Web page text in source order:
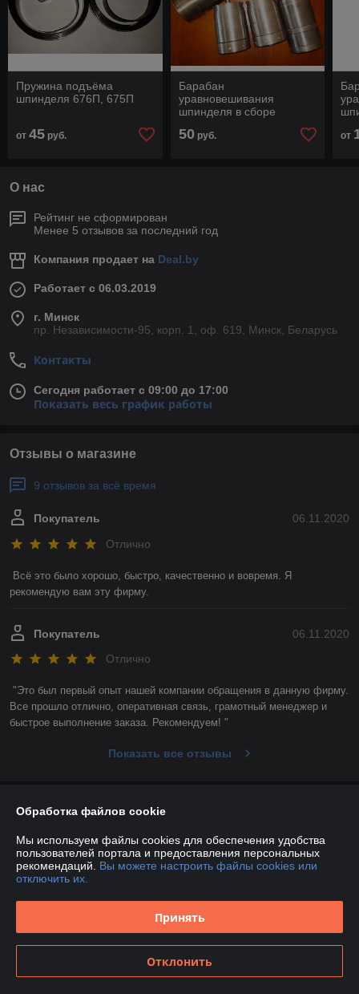
Пружина подъёма
шпинделя 676П, 675П
от 45 руб.
Барабан
уравновешивания
шпинделя в сборе
50руб. от
О нас
Рейтинг не сформирован
Менее 5 отзывов за последний год
Компания продает на Deal.by
Работает с 06.03.2019
г. Минск
пр. Независимости-95, корп. 1, оф. 619, Минск, Беларусь
Контакты
Сегодня работает с 09:00 до 17:00
Показать весь график работы
Отзывы о магазине
9 отзывов за всё время
06.11.2020
Покупатель
Отлично
Всё это было хорошо, быстро, качественно и вовремя. Я
рекомендую вам эту фирму.
06.11.2020
Покупатель
Отлично
"Это был первый опыт нашей компании обращения в данную фирму.
Все прошло отлично, оперативная связь, грамотный менеджер и
быстрое выполнение заказа. Рекомендуем! "
Показать все отзывы
О нас
Контакты
Доставка и оплата
Обработка файлов cookie
Мы используем файлы cookies для обеспечения удобства
пользователей портала и предоставления персональных
рекомендаций. Вы можете настроить файлы cookies или
отключить их.
Принять
Отклонить